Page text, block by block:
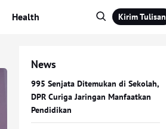
Health Kirim Tulisan
News
995 Senjata Ditemukan di Sekolah,
DPR Curiga Jaringan Manfaatkan
Pendidikan